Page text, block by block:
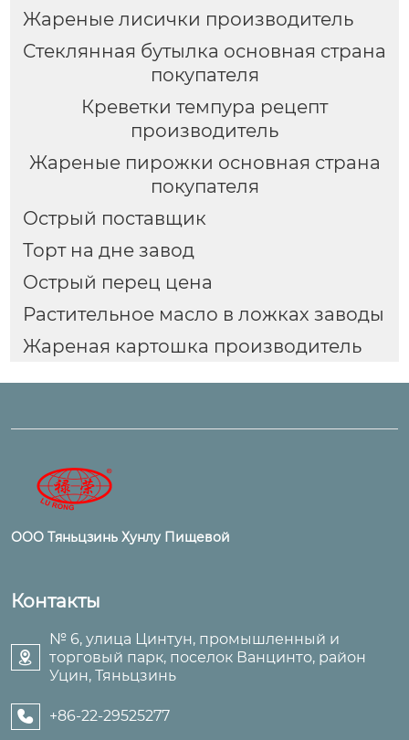
Жареные лисички производитель
Стеклянная бутылка основная страна
покупателя
Креветки темпура рецепт
производитель
Жареные пирожки основная страна
покупателя
Острый поставщик
Торт на дне завод
Острый перец цена
Растительное масло в ложках заводы
Жареная картошка производитель
ООО Тяньцзинь Хунлу Пищевой
Контакты

№ 6, улица Цинтун, промышленный и
торговый парк, поселок Ванцинто, район
Уцин, Тяньцзинь
 +86-22-29525277